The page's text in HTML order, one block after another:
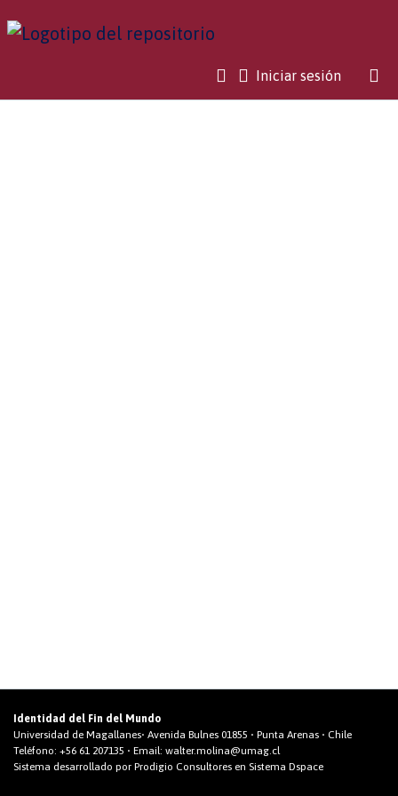
Iniciar sesión(current)
Identidad del Fin del Mundo
Universidad de Magallanes• Avenida Bulnes 01855 • Punta Arenas • Chile
Teléfono: +56 61 207135 • Email: walter.molina@umag.cl
Sistema desarrollado por Prodigio Consultores en Sistema Dspace